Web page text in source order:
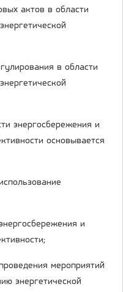
актов в области
в области
энергосбережения и
основывается
и
мероприятий
энергетической